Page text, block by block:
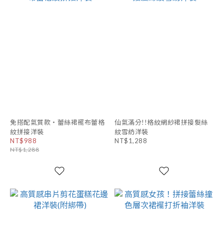
免搭配氣質款・蕾絲裙襬布蕾格
紋拼接洋裝
NT$988
NT$1,288
仙氣滿分!!格紋網紗裙拼接髮絲
紋雪紡洋裝
NT$1,288